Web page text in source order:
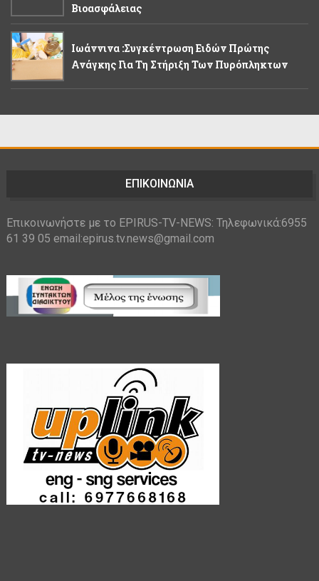
Βιοασφάλειας
Ιωάννινα :Συγκέντρωση Ειδών Πρώτης
Ανάγκης Για Τη Στήριξη Των Πυρόπληκτων
ΕΠΙΚΟΙΝΩΝΙΑ
Επικοινωνήστε με το EPIRUS-TV-NEWS: Τηλεφωνικά:6955
61 39 05 email:epirus.tv.news@gmail.com